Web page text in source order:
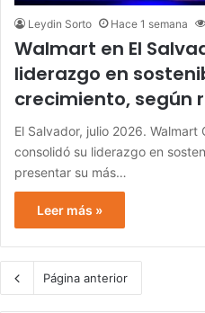
Leydin Sorto Hace 1 semana
Walmart en El
liderazgo en
crecimiento, según
El Salvador, julio 2026.
consolidó su liderazgo en
presentar su más…
Leer más »
Página anterior